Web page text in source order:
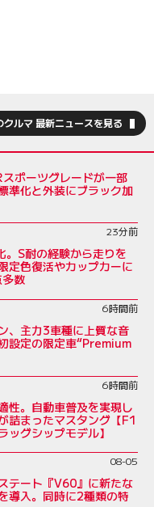
クルマ 最新ニュースを見る
ポーツグレードが一部
準化と外装にブラック加
23分前
。S耐の経験から走りを
定色復活やカップカーに
数
6時間前
、主力3車種に上質な音
設定の限定車“Premium
6時間前
性。自動車普及を実現し
詰まったマスタング【F1
ッグシップモデル】
08-05
テート『V60』に新たな
導入。同時に2種類の特